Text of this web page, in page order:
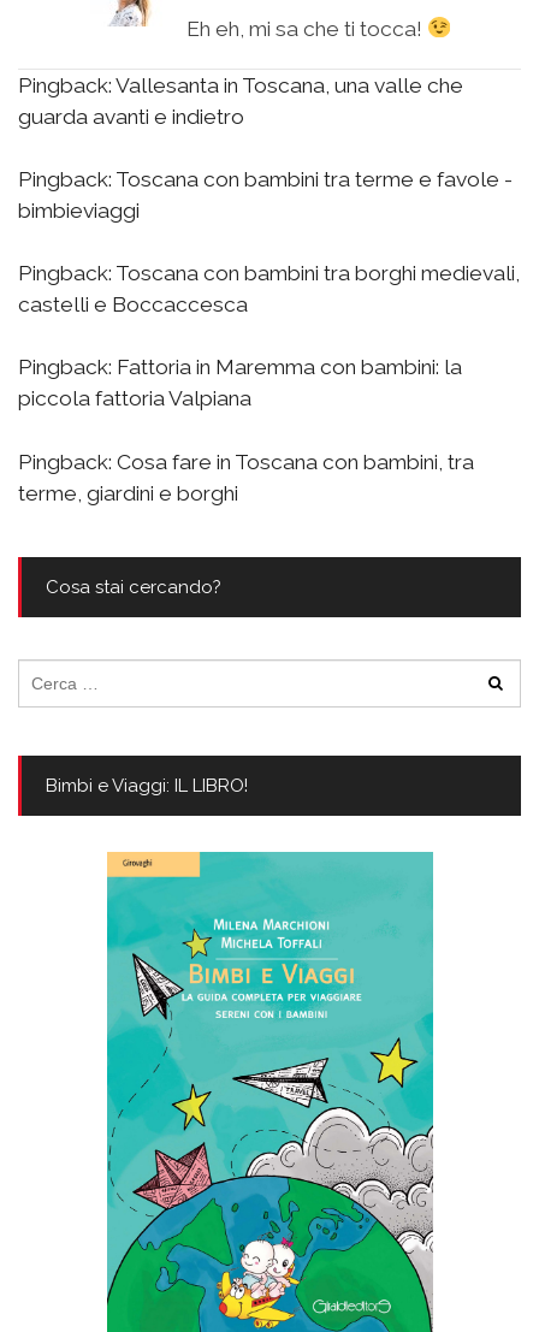
Eh eh, mi sa che ti tocca!
Pingback: Vallesanta in Toscana, una valle che
guarda avanti e indietro
Pingback: Toscana con bambini tra terme e favole -
bimbieviaggi
Pingback: Toscana con bambini tra borghi medievali,
castelli e Boccaccesca
Pingback: Fattoria in Maremma con bambini: la
piccola fattoria Valpiana
Pingback: Cosa fare in Toscana con bambini, tra
terme, giardini e borghi
Cosa stai cercando?
per:
Bimbi e Viaggi: IL LIBRO!